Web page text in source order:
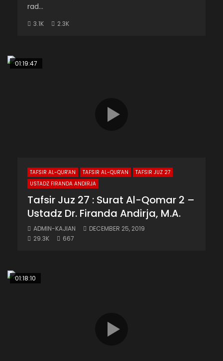
rad...
3.1K 2.3K
01:19:47
TAFSIR AL-QUR'AN TAFSIR AL-QUR'AN
TAFSIR JUZ 27
USTADZ FIRANDA ANDIRJA
Tafsir Juz 27 : Surat Al-Qomar 2 –
Ustadz Dr. Firanda Andirja, M.A.
ADMIN-KAJIAN
DECEMBER 25, 2019
29.3K
667
01:18:10